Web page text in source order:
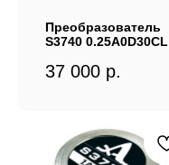
Преобразователь
S3740 0.25A0D30CL
37 000 р.